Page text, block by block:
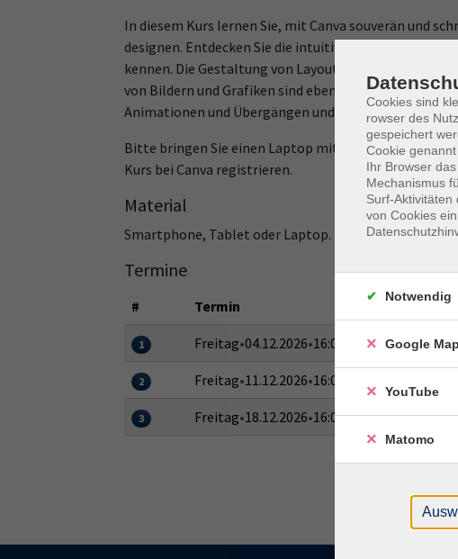
In diesem Kurs lernen Sie, mit Canva souverän und
designen. Entdecken Sie die intuitive
kennen. Die Gestaltung von Layouts, die Auswahl von
von Bildern und Grafiken sind ebenso Bestandteil des
Animationen und Übergängen und das Exportieren
Bitte bringen Sie einen Laptop mit Netzteil und
Kurs bei Canva registrieren.
Material
Smartphone, Tablet oder Laptop. Um Canva selbst zu
Termine
# Termin
1 Freitag•04.12.2026•16:00–18:15 Uhr
2 Freitag•11.12.2026•16:00–18:15 Uhr
3 Freitag•18.12.2026•16:00–18:15 Uhr
Cookies sind
rowser des
gespeichert
Cookie
Ihr Browser
Mechanismus
Surf-Aktivitäten
von Cookies
Notwendig
Google
YouTube
Matomo